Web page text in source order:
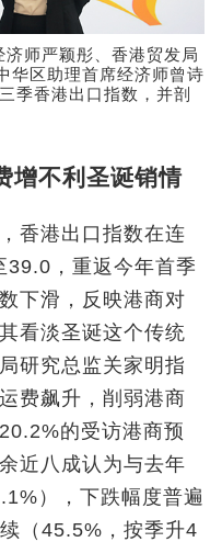
济师严颖彤、香港贸发局
华区助理首席经济师曾诗
季香港出口指数，并剖
不利圣诞销情
香港出口指数在连
39.0，重返今年首季
下滑，反映港商对
看淡圣诞这个传统
研究总监关家明指
费飙升，削弱港商
的受访港商预
近八成认为与去年
），下跌幅度普遍
（45.5%，按季升4